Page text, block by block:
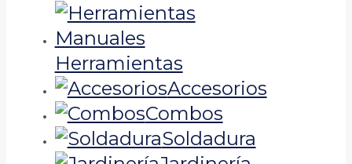
Herramientas
Accesorios
Combos
Soldadura